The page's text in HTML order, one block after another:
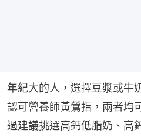
年紀大的人，選擇豆漿或牛
認可營養師黃鶯指，兩者均
過建議挑選高鈣低脂奶、高